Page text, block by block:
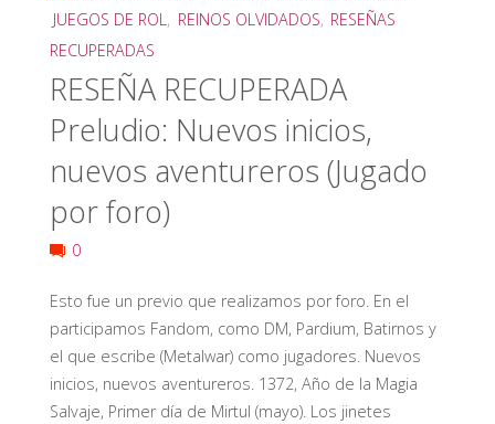
JUEGOS DE ROL , REINOS OLVIDADOS, RESEÑAS
RECUPERADAS
RESEÑA RECUPERADA
Preludio: Nuevos inicios,
nuevos aventureros (Jugado
por foro)
0
Esto fue un previo que realizamos por foro. En el
participamos Fandom, como DM, Pardium, Batirnos y
el que escribe (Metalwar) como jugadores. Nuevos
inicios, nuevos aventureros. 1372, Año de la Magia
Salvaje, Primer día de Mirtul (mayo). Los jinetes